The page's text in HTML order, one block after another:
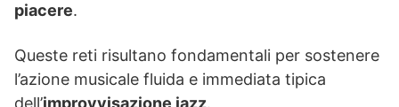
piacere.
Queste reti risultano fondamentali per sostenere
l’azione musicale fluida e immediata tipica
dell’improvvisazione jazz.